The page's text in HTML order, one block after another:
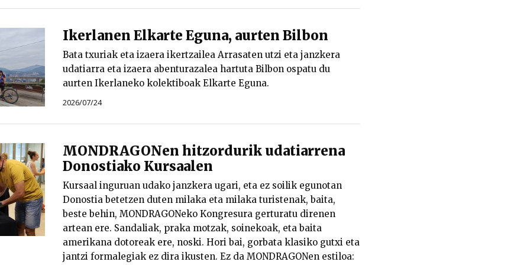
Ikerlanen Elkarte Eguna, aurten Bilbon
Bata txuriak eta izaera ikertzailea Arrasaten utzi eta janzkera
udatiarra eta izaera abenturazalea hartuta Bilbon ospatu du
aurten Ikerlaneko kolektiboak Elkarte Eguna.
2026/07/24
MONDRAGONen hitzordurik udatiarrena
Donostiako Kursaalen
Kursaal inguruan udako janzkera ugari, eta ez soilik egunotan
Donostia betetzen duten milaka eta milaka turistenak, baita,
beste behin, MONDRAGONeko Kongresura gerturatu direnen
artean ere. Sandaliak, praka motzak, soinekoak, eta baita
amerikana dotoreak ere, noski. Hori bai, gorbata klasiko gutxi eta
jantzi formalegiak ez dira ikusten. Ez da MONDRAGONen estiloa: